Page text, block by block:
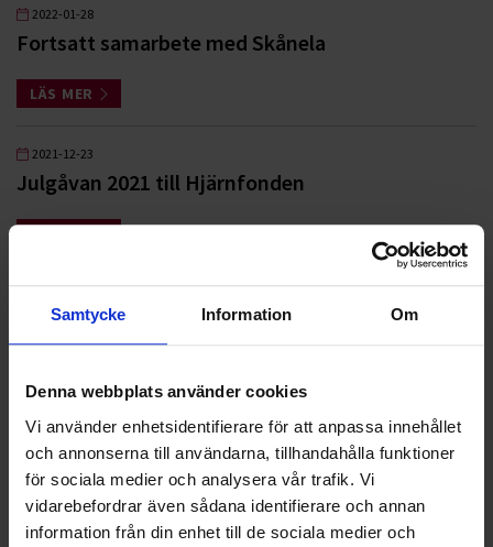
Samtycke Information Om
Denna webbplats använder cookies
Vi använder enhetsidentifierare för att anpassa innehållet
och annonserna till användarna, tillhandahålla funktioner
för sociala medier och analysera vår trafik. Vi
vidarebefordrar även sådana identifierare och annan
information från din enhet till de sociala medier och
2022-01-28
Fortsatt samarbete med Skånela
LÄS MER
2021-12-23
Julgåvan 2021 till Hjärnfonden
Ohlssons och Arlandastad Golf inleder
partnerskap
LÄS MER
2021-01-28
Vi går in som guldsponsor till Team Rynkeby God
Morgon Helsingborg